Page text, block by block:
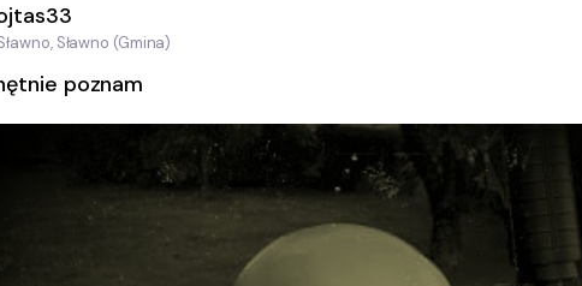
Sławno (Gmina)
poznam